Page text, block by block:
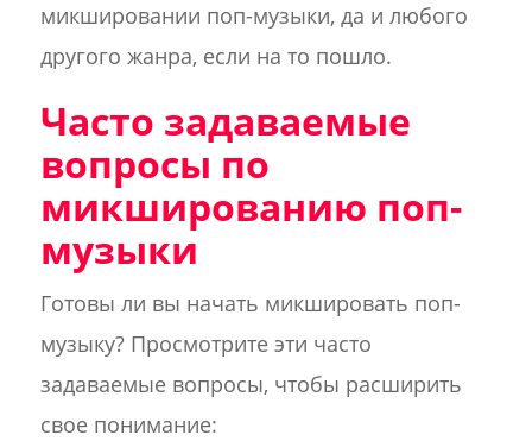
микшировании поп-музыки, да и любого
другого жанра, если на то пошло.
Часто задаваемые
вопросы по
микшированию поп-
музыки
Готовы ли вы начать микшировать поп-
музыку? Просмотрите эти часто
задаваемые вопросы, чтобы расширить
свое понимание: